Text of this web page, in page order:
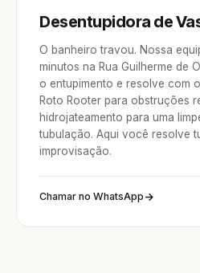
Desentupidora de
O banheiro travou. Nossa
minutos na Rua Guilherme de
o entupimento e resolve com
Roto Rooter para obstruções
hidrojateamento para uma
tubulação. Aqui você resolve
improvisação.
Chamar no WhatsApp